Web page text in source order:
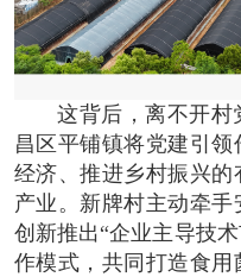
这背后，离不开村
昌区平铺镇将党建引
经济、推进乡村振兴
产业。新牌村主动牵手
创新推出“企业主导技
作模式，共同打造食